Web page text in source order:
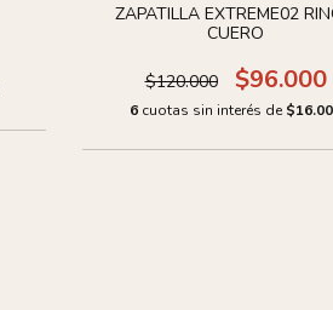
ZAPATILLA EXTREME02
CUERO
$120.000 $96.000
6 cuotas sin interés de